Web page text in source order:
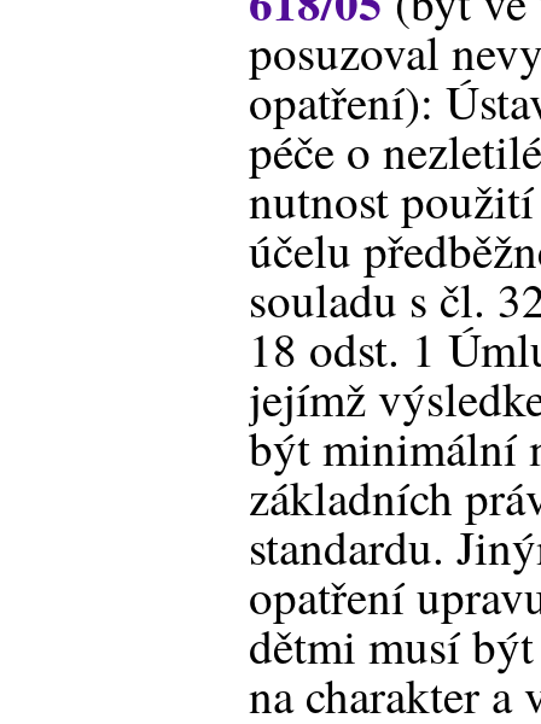
posuzoval
opatření):
péče o
nutnost
účelu
souladu s čl.
18 odst. 1
jejímž
být minimální
základních
standardu.
opatření
dětmi musí
na charakter a